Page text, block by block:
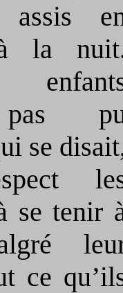
assis
la
pas
se
se tenir
ce